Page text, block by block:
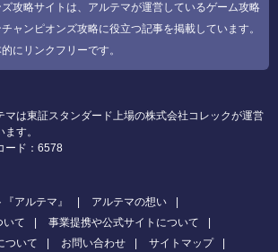
攻略サイトは、アルテマが運営しているゲーム攻略
ャンピオンズ攻略に役立つ記事を掲載しています。
にリンクフリーです。
マは東証スタンダード上場の株式会社コレックが運営
ます。
ード：6578
アルテマ』
アルテマの想い
いて
事業提携や公式サイトについて
ついて お問い合わせ サイトマップ